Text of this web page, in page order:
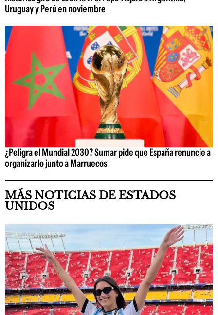
Uruguay y Perú en noviembre
¿Peligra el Mundial 2030? Sumar pide que España renuncie a
organizarlo junto a Marruecos
MÁS NOTICIAS DE ESTADOS
UNIDOS